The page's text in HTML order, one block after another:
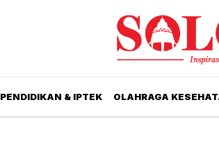
PENDIDIKAN & IPTEK OLAHRAGA